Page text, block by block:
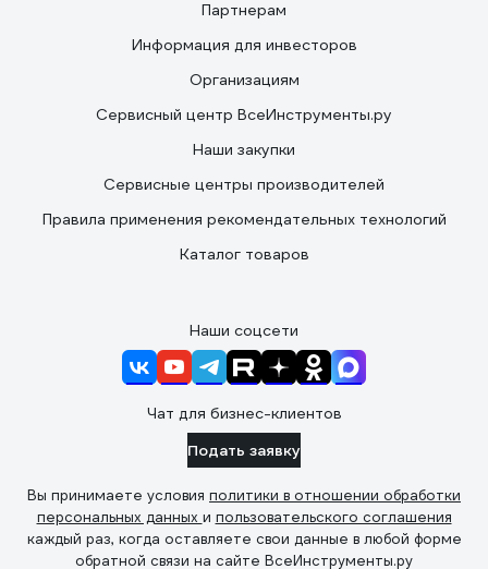
Партнерам
Информация для инвесторов
Организациям
Сервисный центр ВсеИнструменты.ру
Наши закупки
Сервисные центры производителей
Правила применения рекомендательных технологий
Каталог товаров
Наши соцсети
Чат для бизнес-клиентов
Подать заявку
Вы принимаете условия политики в отношении обработки
персональных данных и пользовательского соглашения
каждый раз, когда оставляете свои данные в любой форме
обратной связи на сайте ВсеИнструменты.ру